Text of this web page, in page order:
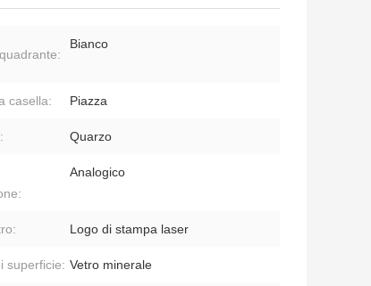
Bianco
casella: Piazza
Quarzo
Analogico
Logo di stampa laser
superficie: Vetro minerale